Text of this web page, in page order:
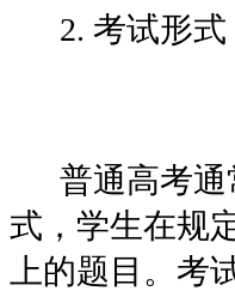
2. 考试形式
普通高考通
式，学生在规
上的题目。考